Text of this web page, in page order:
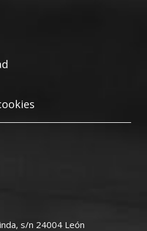
s/n 24004 León